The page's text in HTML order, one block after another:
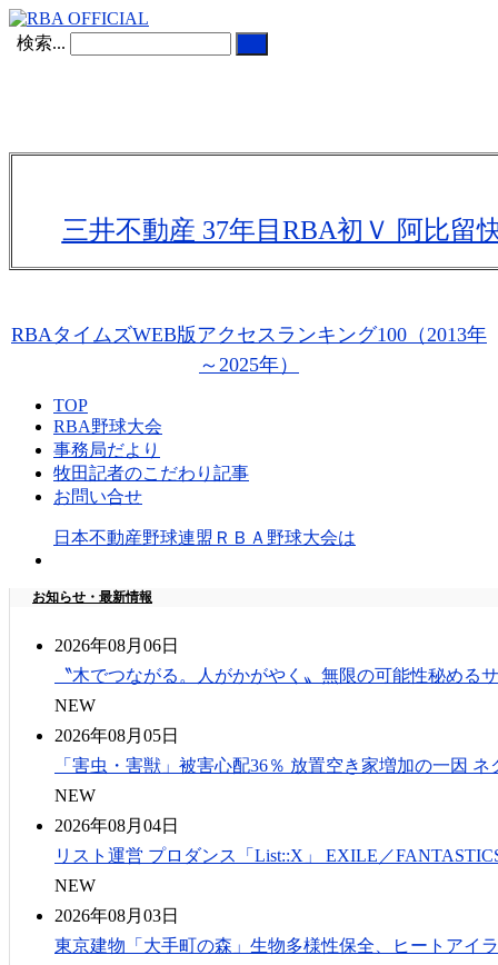
検索...
三井不動産 37年目RBA初Ｖ 阿比
RBAタイムズWEB版アクセスランキング100（2013年
～2025年）
TOP
RBA野球大会
事務局だより
牧田記者のこだわり記事
お問い合せ
日本不動産野球連盟ＲＢＡ野球大会は
お知らせ・最新情報
2026年08月06日
〝木でつながる。人がかがやく〟無限の可能性秘める
NEW
2026年08月05日
「害虫・害獣」被害心配36％ 放置空き家増加の一因
NEW
2026年08月04日
リスト運営 プロダンス「List::X」 EXILE／
NEW
2026年08月03日
東京建物「大手町の森」生物多様性保全、ヒートアイ